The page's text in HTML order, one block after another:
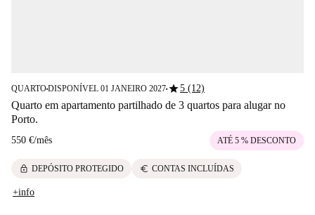
QUARTO■DISPONÍVEL 01 JANEIRO 2027■star5 (12)
Quarto em apartamento partilhado de 3 quartos para alugar no
Porto.
550 €/mês ATÉ 5 % DESCONTO
lock DEPÓSITO PROTEGIDO euro CONTAS INCLUÍDAS
+info